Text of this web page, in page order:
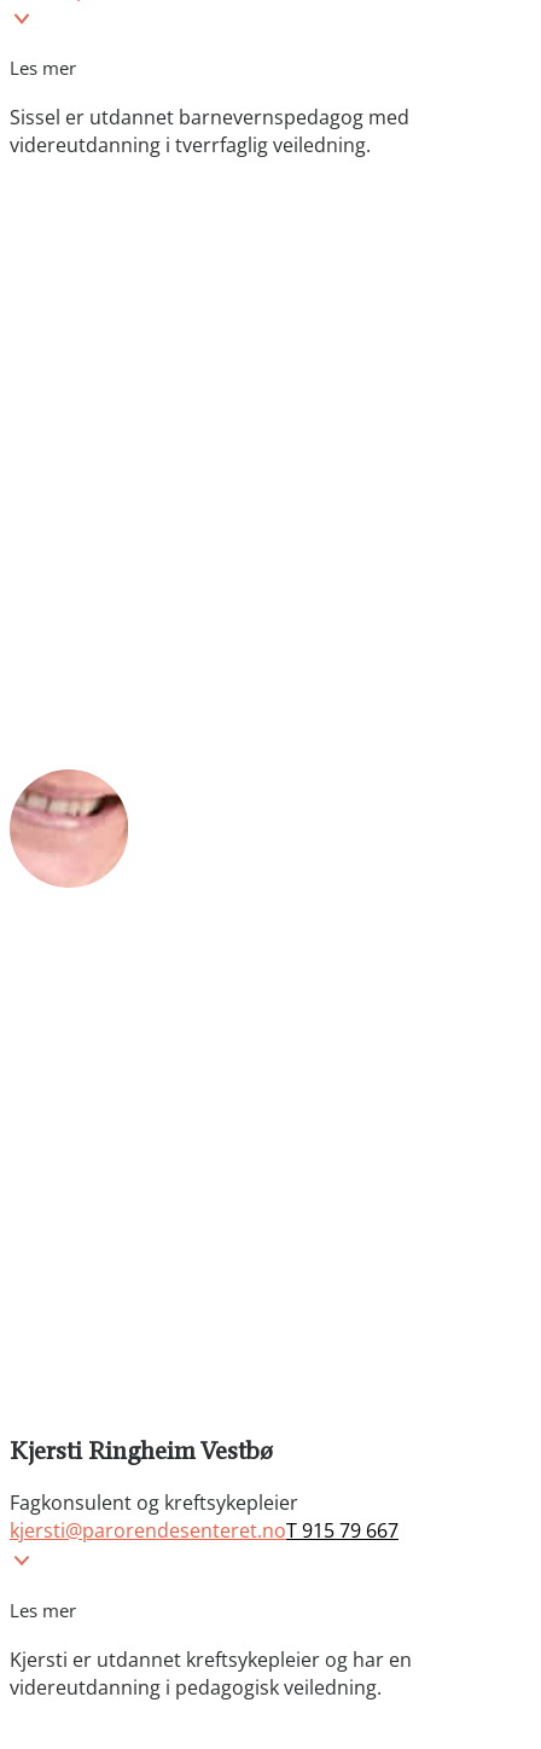
Les mer
Sissel er utdannet barnevernspedagog med
videreutdanning i tverrfaglig veiledning.
Kjersti Ringheim Vestbø
Fagkonsulent og kreftsykepleier
kjersti@parorendesenteret.noT 915 79 667
Les mer
Kjersti er utdannet kreftsykepleier og har en
videreutdanning i pedagogisk veiledning.